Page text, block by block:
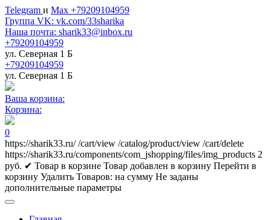
Telegram и Max +79209104959
Группа VK: vk.com/33sharika
Наша почта: sharik33@inbox.ru
+79209104959
ул. Северная 1 Б
+79209104959
ул. Северная 1 Б
Ваша корзина:
Корзина:
0
https://sharik33.ru/ /cart/view /catalog/product/view /cart/delete
https://sharik33.ru/components/com_jshopping/files/img_products 2
руб. ✔ Товар в корзине Товар добавлен в корзину Перейти в
корзину Удалить Товаров: на сумму Не заданы
дополнительные параметры